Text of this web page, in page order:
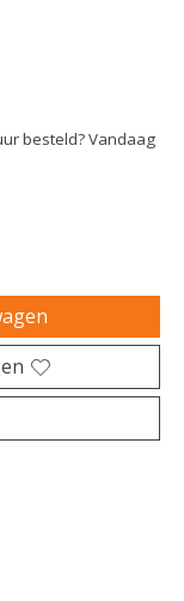
besteld? Vandaag